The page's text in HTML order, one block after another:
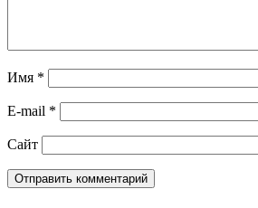
Имя *
E-mail *
Сайт